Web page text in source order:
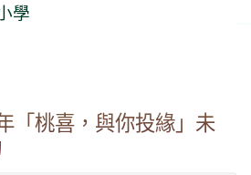
「桃喜，與你投緣」未